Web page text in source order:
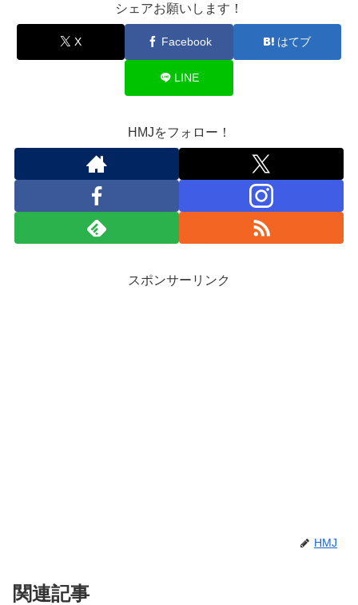
シェアお願いします！
X Facebook はてブ
LINE
HMJをフォロー！
スポンサーリンク
HMJ
関連記事